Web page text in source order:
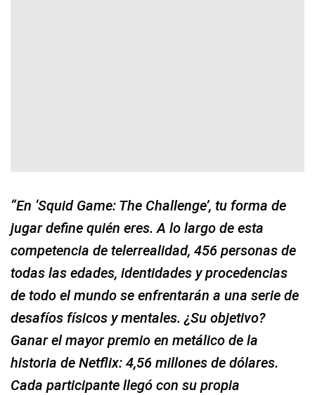
“En ‘Squid Game: The Challenge’, tu forma de
jugar define quién eres. A lo largo de esta
competencia de telerrealidad, 456 personas de
todas las edades, identidades y procedencias
de todo el mundo se enfrentarán a una serie de
desafíos físicos y mentales. ¿Su objetivo?
Ganar el mayor premio en metálico de la
historia de Netflix: 4,56 millones de dólares.
Cada participante llegó con su propia